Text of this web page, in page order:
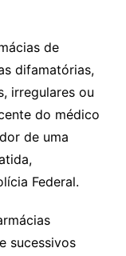
de
difamatórias,
irregulares ou
do médico
de uma
Federal.
sucessivos